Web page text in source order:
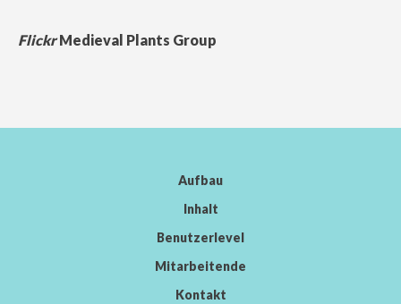
FlickrMedieval Plants Group
Aufbau
Inhalt
Benutzerlevel
Mitarbeitende
Kontakt